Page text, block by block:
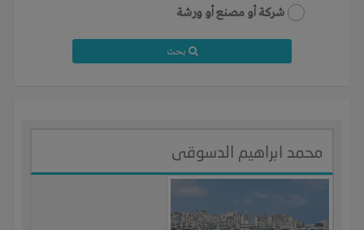
شركة أو مصنع أو ورشة
محمد ابراهيم الدسوقى